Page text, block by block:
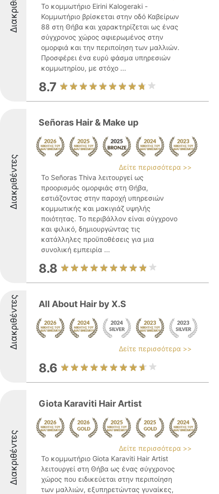
Το κομμωτήριο Eirini Kalogeraki -
Κομμωτήριο βρίσκεται στην οδό Καβείρων
88 στη Θήβα και χαρακτηρίζεται ως ένας
σύγχρονος χώρος αφιερωμένος στην
ομορφιά και την περιποίηση των μαλλιών.
Προσφέρει ένα ευρύ φάσμα υπηρεσιών
κομμωτηρίου, με στόχο ...
8.7
Διακριθέντες
Señoras Hair & Make up
Δείτε περισσότερα >>
Το Señoras Thiva λειτουργεί ως
προορισμός ομορφιάς στη Θήβα,
εστιάζοντας στην παροχή υπηρεσιών
κομμωτικής και μακιγιάζ υψηλής
ποιότητας. Το περιβάλλον είναι σύγχρονο
και φιλικό, δημιουργώντας τις
κατάλληλες προϋποθέσεις για μια
συνολική εμπειρία ...
8.8
Διακριθέντες All About Hair by X.S
Δείτε περισσότερα >>
8.6
Διακριθέντες
Giota Karaviti Hair Artist
Δείτε περισσότερα >>
Το κομμωτήριο Giota Karaviti Hair Artist
λειτουργεί στη Θήβα ως ένας σύγχρονος
χώρος που ειδικεύεται στην περιποίηση
των μαλλιών, εξυπηρετώντας γυναίκες,